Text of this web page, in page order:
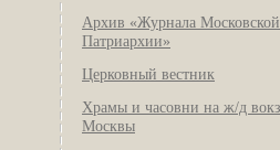
Архив «Журнала Московской
Патриархии»
Церковный вестник
Храмы и часовни на ж/д
Москвы